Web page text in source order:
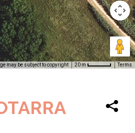
may be subject to copyright 20 m Terms